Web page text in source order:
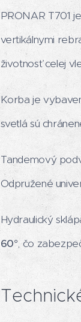
PRONAR T701
vertikálnymi
životnosť celej
Korba je
svetlá sú
Tandemový
Odpružené
Hydraulický
60°, čo